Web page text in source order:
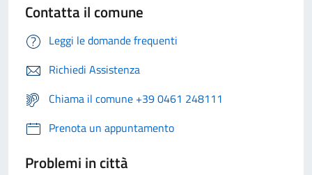
Contatta il comune
Leggi le domande frequenti
Richiedi Assistenza
Chiama il comune +39 0461 248111
Prenota un appuntamento
Problemi in città